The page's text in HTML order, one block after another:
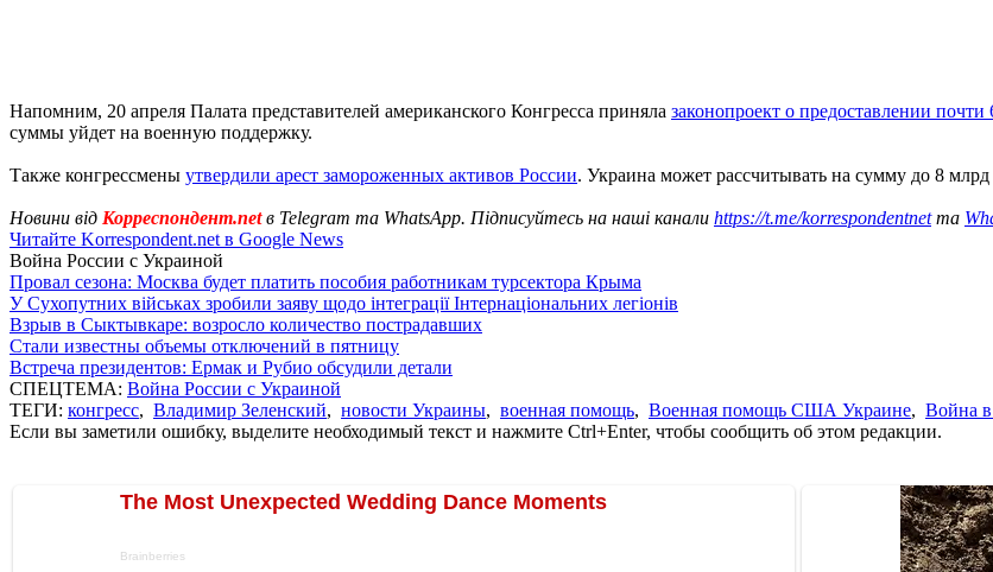
Напомним, 20 апреля Палата представителей американского Конгресса приняла законопроект о предоставлении
суммы уйдет на военную поддержку.
Также конгрессмены утвердили арест замороженных активов России. Украина может рассчитывать на сумму до 8 млрд
Новини від Корреспондент.netв Telegram та WhatsApp. Підписуйтесь на наші канали https://t.me/korrespondentnetта
Читайте Korrespondent.net в Google News
Война России с Украиной
Провал сезона: Москва будет платить пособия работникам турсектора Крыма
У Сухопутних військах зробили заяву щодо інтеграції Інтернаціональних легіонів
Взрыв в Сыктывкаре: возросло количество пострадавших
Стали известны объемы отключений в пятницу
Встреча президентов: Ермак и Рубио обсудили детали
СПЕЦТЕМА: Война России с Украиной
ТЕГИ: конгресс, Владимир Зеленский, новости Украины, военная помощь, Военная помощь США Украине, Война
Если вы заметили ошибку, выделите необходимый текст и нажмите Ctrl+Enter, чтобы сообщить об этом редакции.